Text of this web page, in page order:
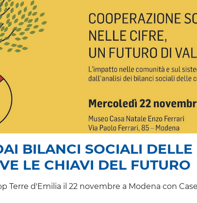
BILANCI SOCIALI DELLE
LE CHIAVI DEL FUTURO
Terre d'Emilia il 22 novembre a Modena con